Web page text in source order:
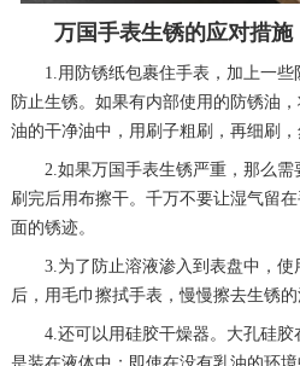
万国手表生锈的应对措施
1.用防锈纸包裹住手表，加上一些
防止生锈。如果有内部使用的防锈油
油的干净油中，用刷子粗刷，再细刷，
2.如果万国手表生锈严重，那么需
刷完后用布擦干。千万不要让湿气留
面的锈迹。
3.为了防止溶液渗入到表盘中，使
后，用毛巾擦拭手表，慢慢擦去生锈的
4.还可以用硅胶干燥器。大孔硅胶